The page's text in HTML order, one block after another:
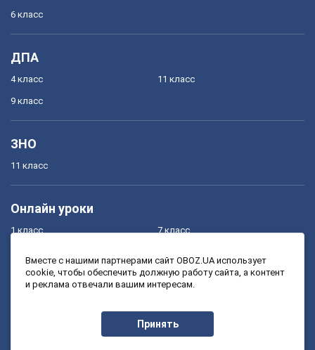
6 класс
ДПА
4 класс
9 класс
11 класс
ЗНО
11 класс
Онлайн уроки
1 класс
3 класс
7 класс
9 класс
Вместе с нашими партнерами сайт OBOZ.UA использует
cookie, чтобы обеспечить должную работу сайта, а контент
и реклама отвечали вашим интересам.
Принять